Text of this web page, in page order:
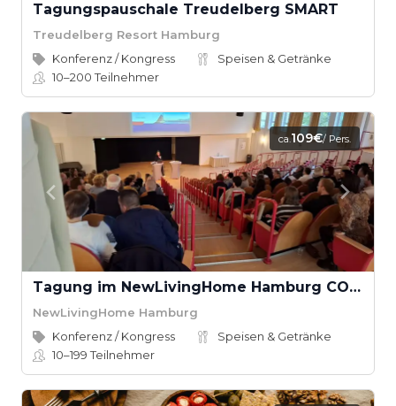
Tagungspauschale Treudelberg SMART
Treudelberg Resort Hamburg
Konferenz / Kongress
Speisen & Getränke
10–200Teilnehmer
ca.109€/ Pers.
Tagung im NewLivingHome Hamburg COMPLETE
NewLivingHome Hamburg
Konferenz / Kongress
Speisen & Getränke
10–199Teilnehmer